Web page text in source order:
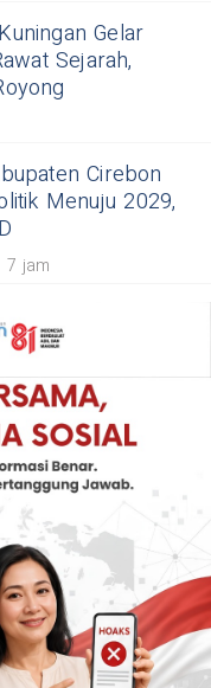
Gelar
Sejarah,
Cirebon
Menuju 2029,
7 jam